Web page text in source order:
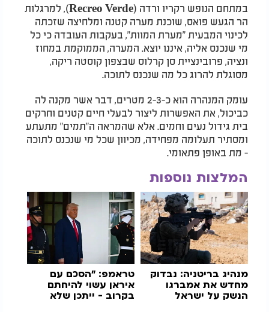
במתחם הנופש רקריו ורדה (Recreo Verde), למרגלות
הר הגעש פואס, שוכנת מערה קטנה ומלחיצה שזכתה
לכינוי המבעית "מערת המוות", בעקבות העובדה כי כל
מי שנכנס אליה, איננו יוצא. המערה, הממוקמת במחוז
ונציה, פרובינציית סן קרלוס שבצפון קוסטה ריקה,
מסוגלת להרוג כל מה שנכנס לתוכה.
עומק המנהרה הוא כ-2-3 מטרים, דבר אשר מקנה לה
כביכול, את האפשרות ליצור לבעלי חיים קטנים וחרקים
בית גידול נעים וחמים. אלא שהמראה ה"תמים" מתעתע
ומסתיר תעלומה מפחידה, מכיוון שכל מי שנכנס לתוכה
- מת באופן פתאומי.
המלצות נוספות
מנהיג בריטניה: נבדוק
מחדש את אמברגו
הנשק על ישראל
טראמפ: "הסכם עם
איראן עשוי להיחתם
בקרוב - ייתכן שלא